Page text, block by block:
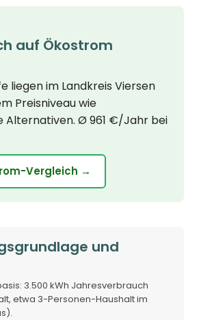
auf Ökostrom
liegen im Landkreis Viersen
Preisniveau wie
Alternativen. Ø 961 €/Jahr bei
Vergleich →
und
3.500 kWh Jahresverbrauch
etwa 3-Personen-Haushalt im